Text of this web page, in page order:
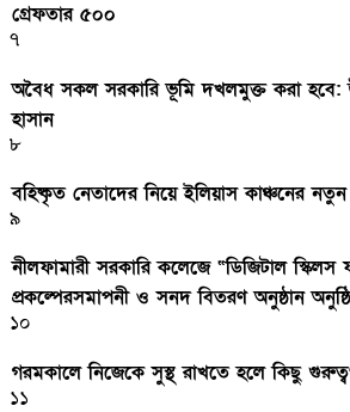
গ্রেফতার ৫০০
৭
অবৈধ সকল সরকারি ভূমি দখলমুক্ত করা হবে:
হাসান
৮
বহিষ্কৃত নেতাদের নিয়ে ইলিয়াস কাঞ্চনের
৯
নীলফামারী সরকারি কলেজে “ডিজিটাল স্কিলস
প্রকল্পেরসমাপনী ও সনদ বিতরণ অনুষ্ঠান
১০
গরমকালে নিজেকে সুস্থ রাখতে হলে কিছু
১১